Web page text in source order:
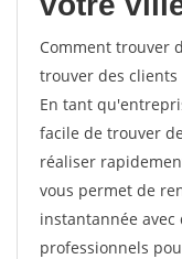
Comment trouver
trouver des
En tant
facile de trouver
réaliser
vous permet de
instantannée
professionnels